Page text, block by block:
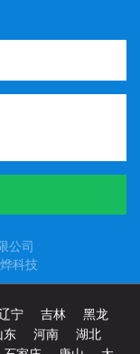
公司
科技
宁 吉林
黑龙
东 河南
湖北